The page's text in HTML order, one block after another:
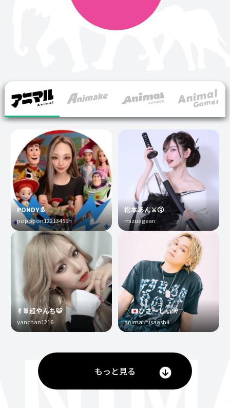
PONDY👢
popopon12213456h
✌︎🐰超やんち🐯
yanchan1216
松本あん⚔️🤧
mizuagean
〽️ ひさ〜しぃ🎌〽️
animal.hisaashii
もっと見る